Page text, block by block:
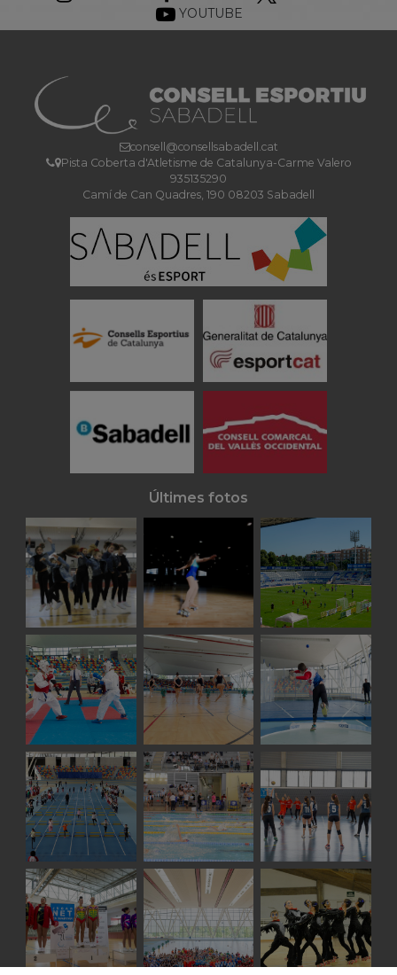
YOUTUBE
consell@consellsabadell.cat
Pista Coberta d'Atletisme de Catalunya-Carme Valero
935135290
Camí de Can Quadres, 190 08203 Sabadell
Últimes fotos